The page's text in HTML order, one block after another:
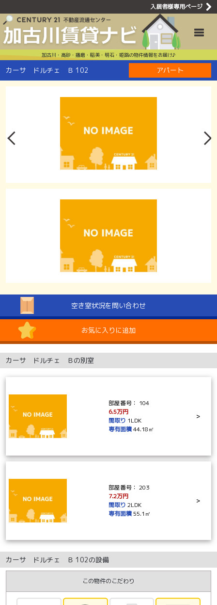
入居者様専用ページ
加古川・高砂・播磨・稲美・明石・姫路の物件情報をお届け♪
カーサ ドルチェ Ｂ 102 アパート
空き室状況を問い合わせ
お気に入りに追加
カーサ ドルチェ Ｂの別室
部屋番号： 104
6.5万円
間取り 1LDK
専有面積44.18㎡
>
部屋番号： 203
7.2万円
間取り 2LDK
専有面積55.1㎡
>
カーサ ドルチェ Ｂ 102の設備
この物件のこだわり